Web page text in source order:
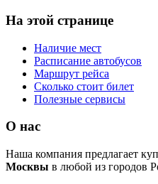
На этой странице
Наличие мест
Расписание автобусов
Маршрут рейса
Сколько стоит билет
Полезные сервисы
О нас
Наша компания предлагает
Москвы в любой из городов